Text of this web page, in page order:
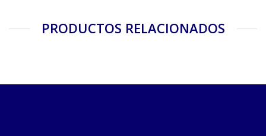
PRODUCTOS RELACIONADOS